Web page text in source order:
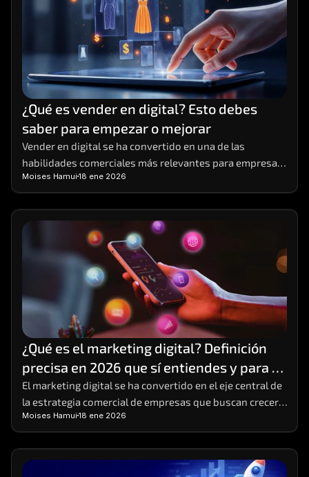
¿Qué es vender en digital? Esto debes
saber para empezar o mejorar
Vender en digital se ha convertido en una de las
habilidades comerciales más relevantes para empresas
y emprendedores que buscan crecimiento sostenible
Moises Hamui 18 ene 2026
¿Qué es el marketing digital? Definición
precisa en 2026 que sí entiendes y para
poner en práctica
El marketing digital se ha convertido en el eje central de
la estrategia comercial de empresas que buscan crecer
Moises Hamui 18 ene 2026